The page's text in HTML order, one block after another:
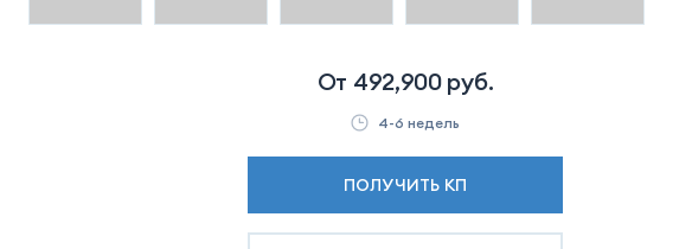
От 492,900руб.
4-6 недель
ПОЛУЧИТЬ КП